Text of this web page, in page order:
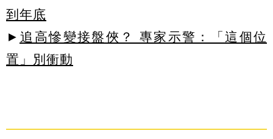
到年底
► 追高慘變接盤俠？ 專家示警：「這個位
置」別衝動